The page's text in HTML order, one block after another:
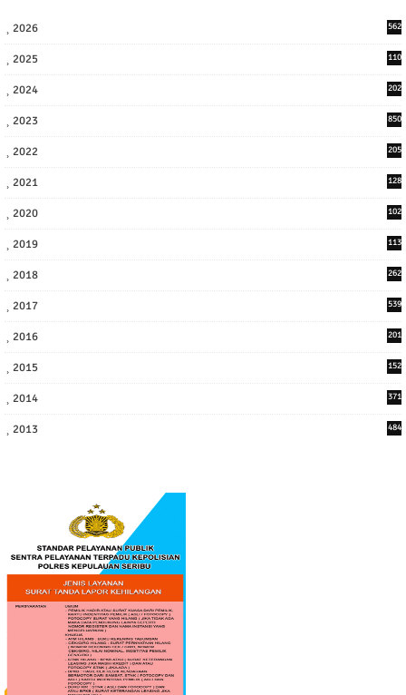
2026 562
2025
110
2024
202
2023 850
2022
205
2021
128
2020
102
2019
113
2018
262
2017
539
2016
201
2015 152
2014 371
2013 484